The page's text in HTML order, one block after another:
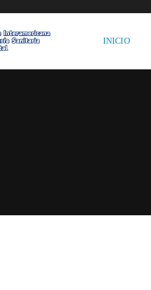
INICIO